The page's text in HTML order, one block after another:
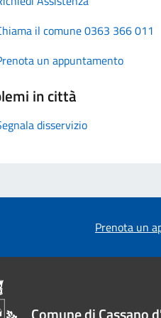
il comune 0363 366 011
un appuntamento
in città
disservizio
Prenota un